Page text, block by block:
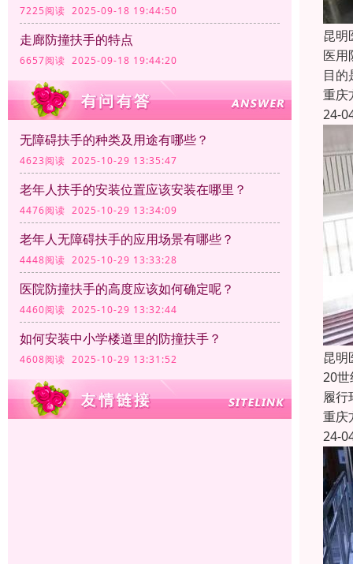
7225阅读 2025-09-18 19:44:50
走廊防撞扶手的特点
6657阅读 2025-09-18 19:44:20
无障碍扶手的种类及用途有哪些？
4623阅读 2025-10-29 13:35:47
老年人扶手的安装位置应该安装在哪里？
4476阅读 2025-10-29 13:34:09
老年人无障碍扶手的应用场景有哪些？
4448阅读 2025-10-29 13:33:28
医院防撞扶手的高度应该如何确定呢？
4460阅读 2025-10-29 13:32:44
如何安装中小学楼道里的防撞扶手？
4608阅读 2025-10-29 13:31:52
昆明
医用
目
重庆
24-
昆明
20
履行
重庆
24-